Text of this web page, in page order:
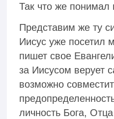
Так что же
Представим же ту
Иисус уже посетил
пишет свое
за Иисусом верует
возможно
личность Бога,